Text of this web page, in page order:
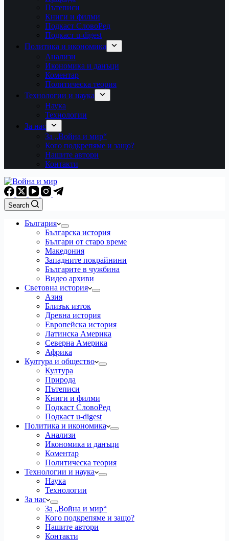
Пътеписи
Книги и филми
Подкаст СловоРед
Подкаст u-digest
Политика и икономика
Анализи
Икономика и данъци
Коментар
Политическа теория
Технологии и наука
Наука
Технологии
За нас
За „Война и мир“
Кого подкрепяме и защо?
Нашите автори
Контакти
Search
България
Българска история
Българи от старо време
Македония
Западните покрайнини
Българите в чужбина
Видео архиви
Световна история
Азия
Близък изток
Древна история
Европейска история
Латинска Америка
Северна Америка
Африка
Култура и общество
Култура
Природа
Пътеписи
Книги и филми
Подкаст СловоРед
Подкаст u-digest
Политика и икономика
Анализи
Икономика и данъци
Коментар
Политическа теория
Технологии и наука
Наука
Технологии
За нас
За „Война и мир“
Кого подкрепяме и защо?
Нашите автори
Контакти